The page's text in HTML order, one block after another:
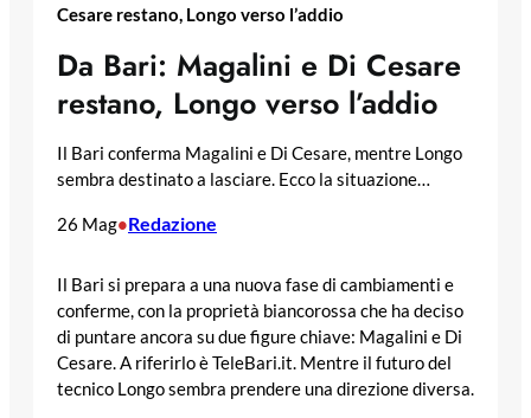
Cesare restano, Longo verso l’addio
Da Bari: Magalini e Di Cesare
restano, Longo verso l’addio
Il Bari conferma Magalini e Di Cesare, mentre Longo
sembra destinato a lasciare. Ecco la situazione…
26 Mag•Redazione
Il Bari si prepara a una nuova fase di cambiamenti e
conferme, con la proprietà biancorossa che ha deciso
di puntare ancora su due figure chiave: Magalini e Di
Cesare. A riferirlo è TeleBari.it. Mentre il futuro del
tecnico Longo sembra prendere una direzione diversa.